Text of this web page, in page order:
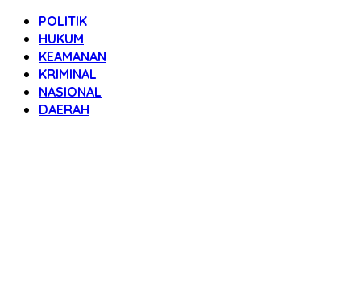
POLITIK
HUKUM
KEAMANAN
KRIMINAL
NASIONAL
DAERAH